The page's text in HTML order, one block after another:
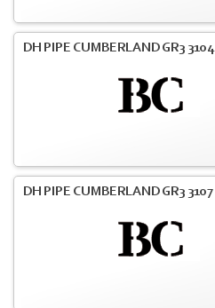
DH PIPE CUMBERLAND GR3 3104
DH PIPE CUMBERLAND GR3 3107